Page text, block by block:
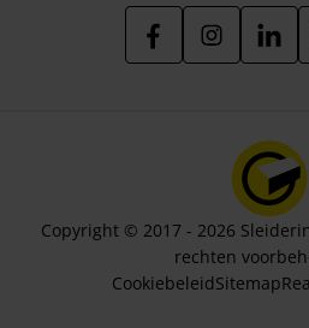
Copyright © 2017 - 2026
rechten
CookiebeleidSitemap